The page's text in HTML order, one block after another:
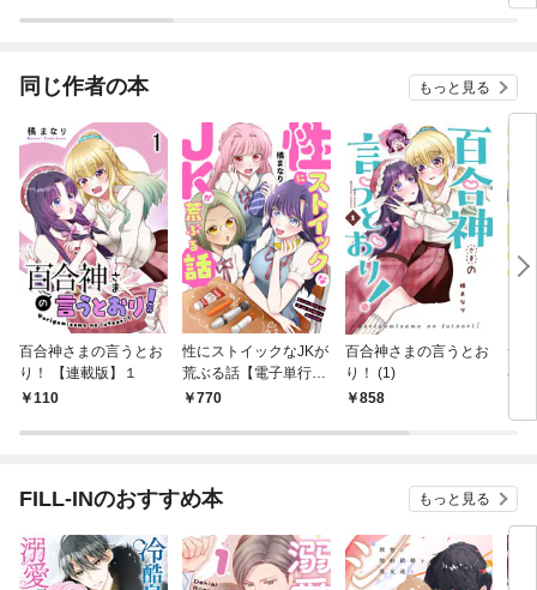
今
同じ作者の本 もっと見る
百合神さまの言うとお
り！ 【連載版】１
110
性にストイックなJKが
荒ぶる話【電子単行本/
限定特典付き】
770
百合神さまの言うとお
り！ (1)
858
サ
巻
FILL-INのおすすめ本 もっと見る